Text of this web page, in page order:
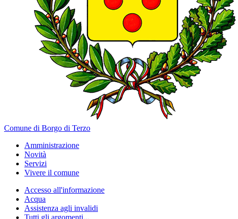
Comune di Borgo di Terzo
Amministrazione
Novità
Servizi
Vivere il comune
Accesso all'informazione
Acqua
Assistenza agli invalidi